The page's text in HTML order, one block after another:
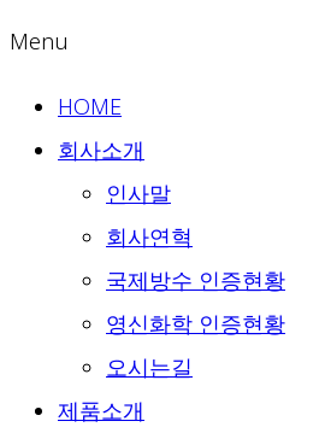
Menu
HOME
회사소개
인사말
회사연혁
국제방수 인증현황
영신화학 인증현황
오시는길
제품소개